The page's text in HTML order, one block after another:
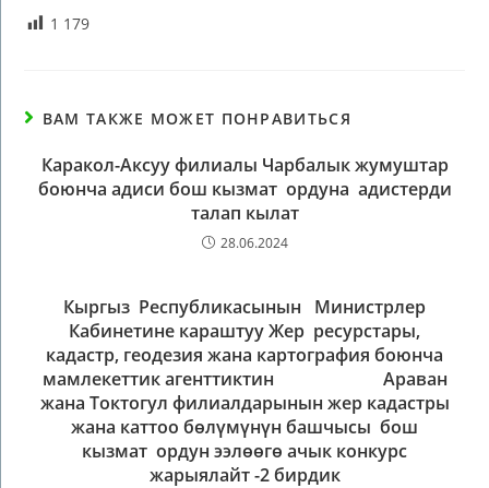
1 179
ВАМ ТАКЖЕ МОЖЕТ ПОНРАВИТЬСЯ
Каракол-Аксуу филиалы Чарбалык жумуштар
боюнча адиси бош кызмат ордуна адистерди
талап кылат
28.06.2024
Кыргыз Республикасынын Министрлер
Кабинетине караштуу Жер ресурстары,
кадастр, геодезия жана картография боюнча
мамлекеттик агенттиктин Араван
жана Токтогул филиалдарынын жер кадастры
жана каттоо бөлүмүнүн башчысы бош
кызмат ордун ээлөөгө ачык конкурс
жарыялайт -2 бирдик